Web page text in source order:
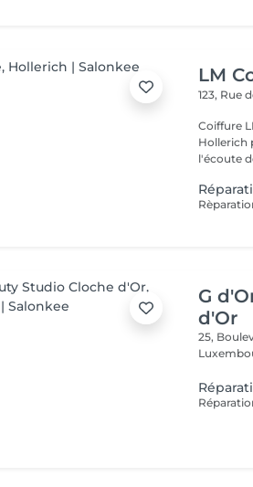
LM
123, Rue
Coiffure
Hollerich
l'écoute
G
d'Or
25,